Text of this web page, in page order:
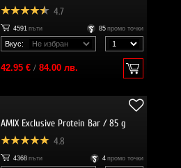
4.7
4591 пъти 85 промо точки
Вкус:
42.95 €/ 84.00 лв.
AMIX Exclusive Protein Bar / 85 g
4.8
4368 пъти 4 промо точки